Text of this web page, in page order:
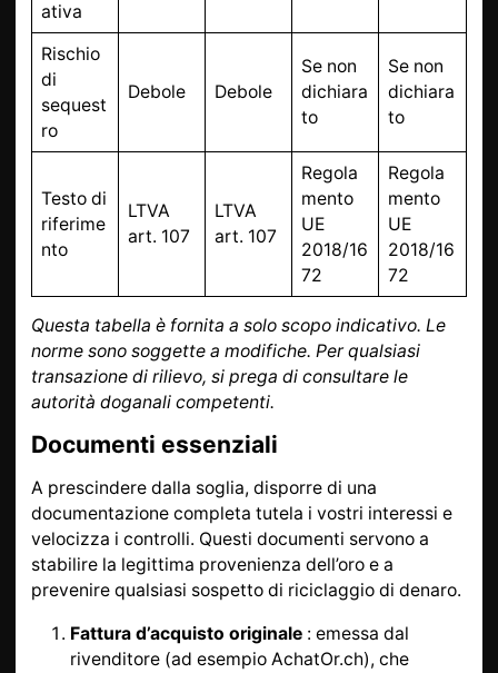
ativa
Rischio
di
sequest
ro
Debole Debole
Se non
dichiara
to
Se non
dichiara
to
Testo di
riferime
nto
LTVA
art. 107
LTVA
art. 107
Regola
mento
UE
2018/16
72
Regola
mento
UE
2018/16
72
Questa tabella è fornita a solo scopo indicativo. Le
norme sono soggette a modifiche. Per qualsiasi
transazione di rilievo, si prega di consultare le
autorità doganali competenti.
Documenti essenziali
A prescindere dalla soglia, disporre di una
documentazione completa tutela i vostri interessi e
velocizza i controlli. Questi documenti servono a
stabilire la legittima provenienza dell’oro e a
prevenire qualsiasi sospetto di riciclaggio di denaro.
Fattura d’acquisto originale : emessa dal
rivenditore (ad esempio AchatOr.ch), che